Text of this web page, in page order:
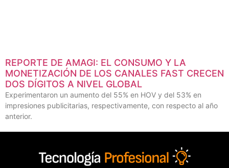
REPORTE DE AMAGI: EL CONSUMO Y LA
MONETIZACIÓN DE LOS CANALES FAST CRECEN
DOS DÍGITOS A NIVEL GLOBAL
Experimentaron un aumento del 55% en HOV y del 53% en
impresiones publicitarias, respectivamente, con respecto al año
anterior.